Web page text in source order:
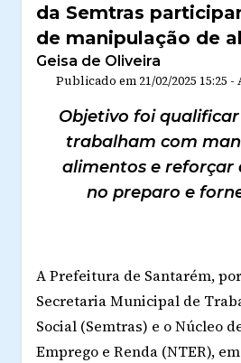
da Semtras
de manipulação de
Geisa de Oliveira
Publicado em 21/02/2025 15:25 -
Objetivo foi qualificar
trabalham com
alimentos e reforçar
no preparo e
A Prefeitura de Santarém,
Secretaria Municipal de
Social (Semtras) e o Núcleo
Emprego e Renda (NTER),